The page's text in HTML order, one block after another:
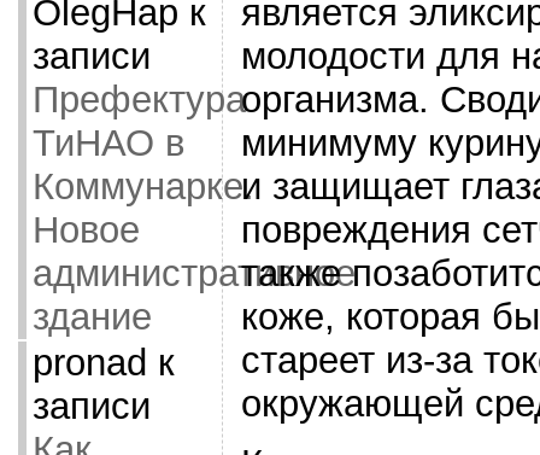
OlegHap к
записи
Префектура
ТиНАО в
Коммунарке.
Новое
административное
здание
pronad к
записи
является
молодости для
организма.
минимуму
и защищает
повреждения
также
коже, которая
стареет из-за
окружающей